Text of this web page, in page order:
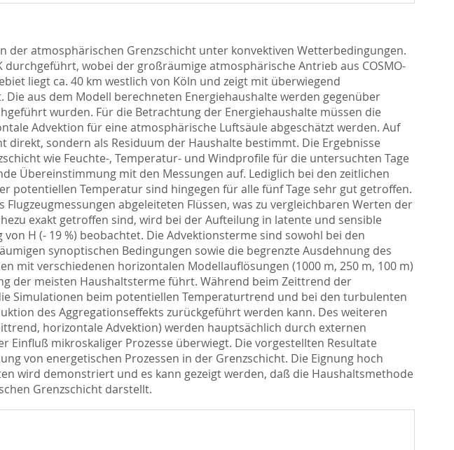
atmosphärischen Grenzschicht unter konvektiven Wetterbedingungen.
wobei der großräumige atmosphärische Antrieb aus COSMO-
liegt ca. 40 km westlich von Köln und zeigt mit überwiegend
aus dem Modell berechneten Energiehaushalte werden gegenüber
wurden. Für die Betrachtung der Energiehaushalte müssen die
Advektion für eine atmosphärische Luftsäule abgeschätzt werden. Auf
sondern als Residuum der Haushalte bestimmt. Die Ergebnisse
wie Feuchte-, Temperatur- und Windprofile für die untersuchten Tage
Übereinstimmung mit den Messungen auf. Lediglich bei den zeitlichen
potentiellen Temperatur sind hingegen für alle fünf Tage sehr gut getroffen.
abgeleiteten Flüssen, was zu vergleichbaren Werten der
exakt getroffen sind, wird bei der Aufteilung in latente und sensible
H (- 19 %) beobachtet. Die Advektionsterme sind sowohl bei den
synoptischen Bedingungen sowie die begrenzte Ausdehnung des
mit verschiedenen horizontalen Modellauflösungen (1000 m, 250 m, 100 m)
der meisten Haushaltsterme führt. Während beim Zeittrend der
Simulationen beim potentiellen Temperaturtrend und bei den turbulenten
des Aggregationseffekts zurückgeführt werden kann. Des weiteren
horizontale Advektion) werden hauptsächlich durch externen
mikroskaliger Prozesse überwiegt. Die vorgestellten Resultate
von energetischen Prozessen in der Grenzschicht. Die Eignung hoch
wird demonstriert und es kann gezeigt werden, daß die Haushaltsmethode
Grenzschicht darstellt.